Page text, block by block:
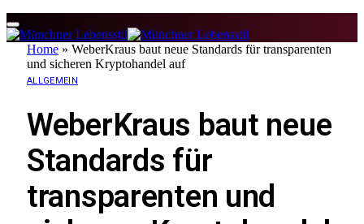
Home » WeberKraus baut neue Standards für transparenten
und sicheren Kryptohandel auf
ALLGEMEIN
WeberKraus baut neue
Standards für
transparenten und